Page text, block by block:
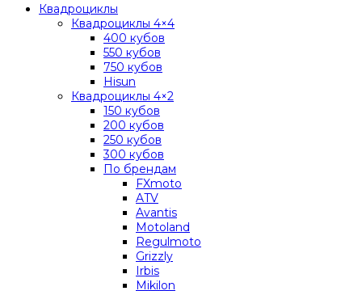
Квадроциклы
Квадроциклы 4×4
400 кубов
550 кубов
750 кубов
Hisun
Квадроциклы 4×2
150 кубов
200 кубов
250 кубов
300 кубов
По брендам
FXmoto
ATV
Avantis
Motoland
Regulmoto
Grizzly
Irbis
Mikilon